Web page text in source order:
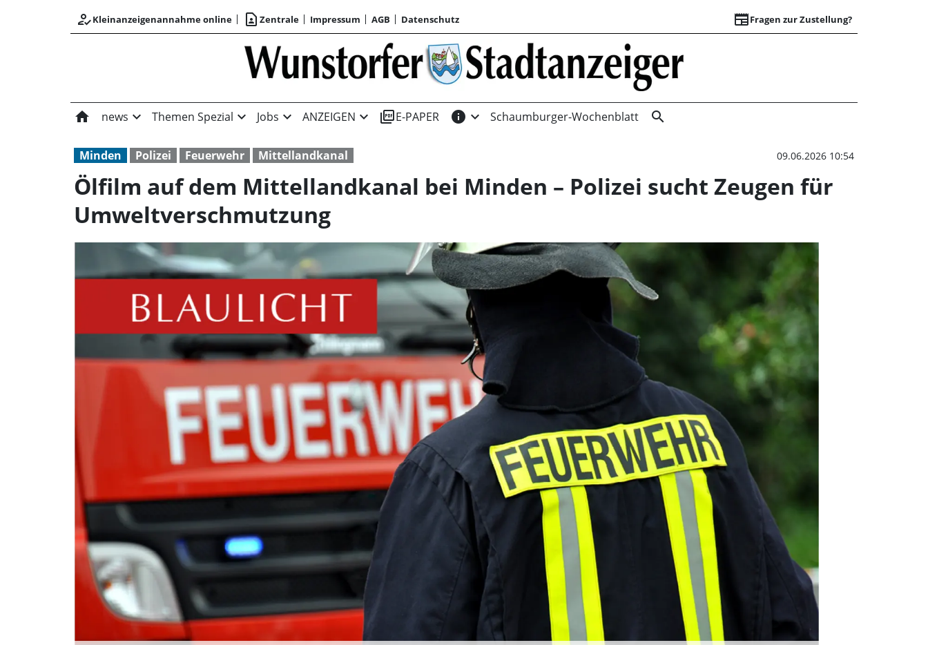
how_to_regKleinanzeigenannahme online contact_page Zentrale Impressum AGB Datenschutz newspaperFragen zur Zustellung?
Ölfilm auf dem
home news expand_more Themen Spezial expand_more Jobs expand_more ANZEIGEN expand_more picture_as_pdfE-PAPER info expand_more Schaumburger-Wochenblatt search
Minden Polizei Feuerwehr Mittellandkanal 09.06.2026 10:54
Ölfilm auf dem Mittellandkanal bei Minden – Polizei sucht Zeugen für
Umweltverschmutzung